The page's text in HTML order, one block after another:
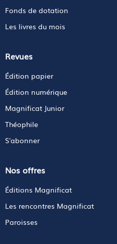
Fonds de dotation
Les livres du mois
Revues
Édition papier
Édition numérique
Magnificat Junior
Théophile
S'abonner
Nos offres
Éditions Magnificat
Les rencontres Magnificat
Paroisses